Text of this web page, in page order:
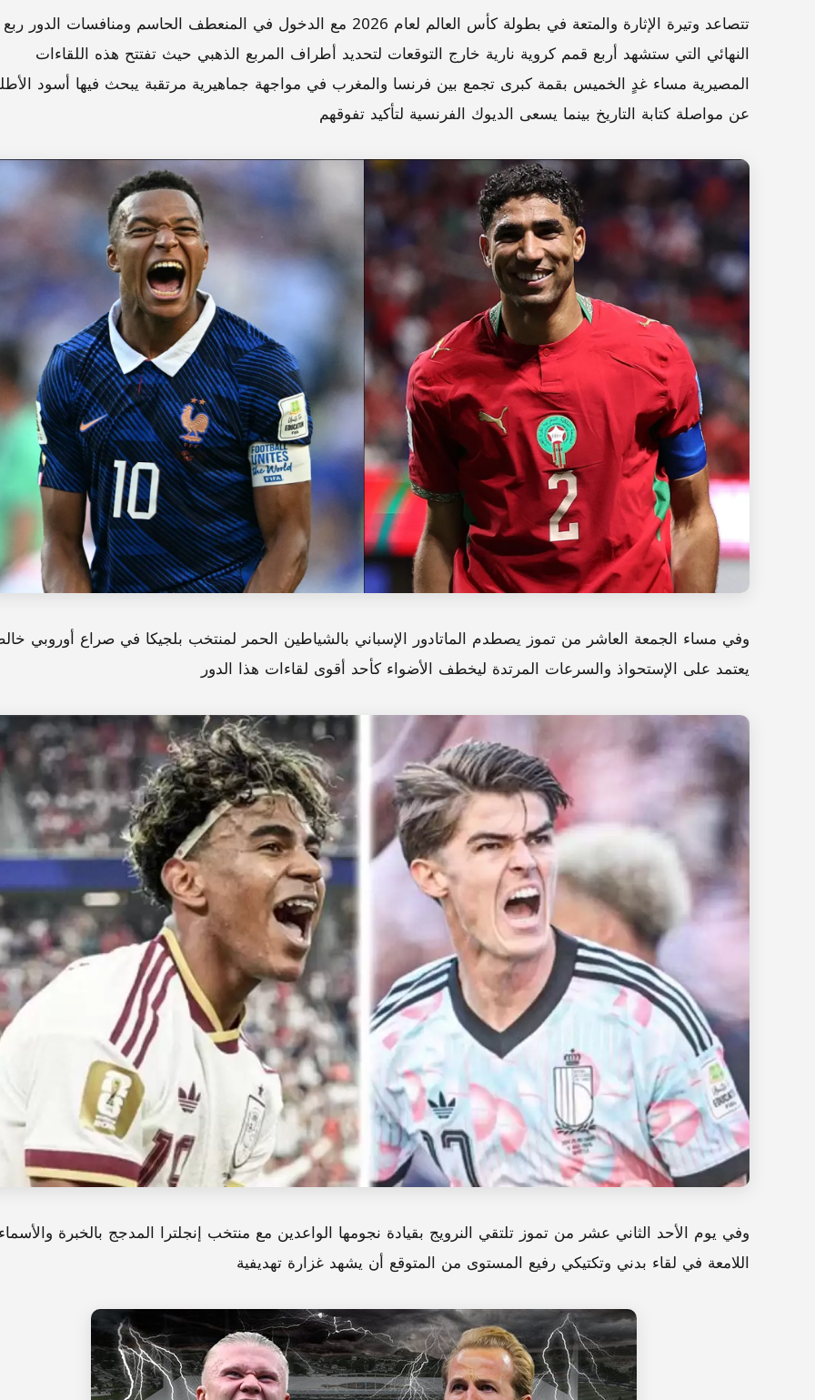
تتصاعد وتيرة الإثارة والمتعة في بطولة كأس العالم لعام 2026 مع الدخول في المنعطف الحاسم ومنافسات الدور ربع
النهائي التي ستشهد أربع قمم كروية نارية خارج التوقعات لتحديد أطراف المربع الذهبي حيث تفتتح هذه اللقاءات
المصيرية مساء غدٍ الخميس بقمة كبرى تجمع بين فرنسا والمغرب في مواجهة جماهيرية مرتقبة يبحث فيها أسود
عن مواصلة كتابة التاريخ بينما يسعى الديوك الفرنسية لتأكيد تفوقهم
وفي مساء الجمعة العاشر من تموز يصطدم الماتادور الإسباني بالشياطين الحمر لمنتخب بلجيكا في صراع أوروبي
يعتمد على الإستحواذ والسرعات المرتدة ليخطف الأضواء كأحد أقوى لقاءات هذا الدور
وفي يوم الأحد الثاني عشر من تموز تلتقي النرويج بقيادة نجومها الواعدين مع منتخب إنجلترا المدجج بالخبرة
اللامعة في لقاء بدني وتكتيكي رفيع المستوى من المتوقع أن يشهد غزارة تهديفية